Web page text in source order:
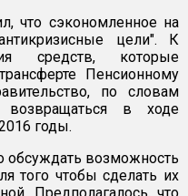
что сэкономленное на
цели". К
средств, которые
Пенсионному
по словам
возвращаться в ходе
годы.
обсуждать возможность
того чтобы сделать их
Предполагалось, что